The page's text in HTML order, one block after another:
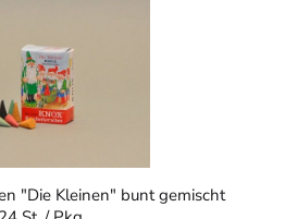
"Die Kleinen" bunt gemischt